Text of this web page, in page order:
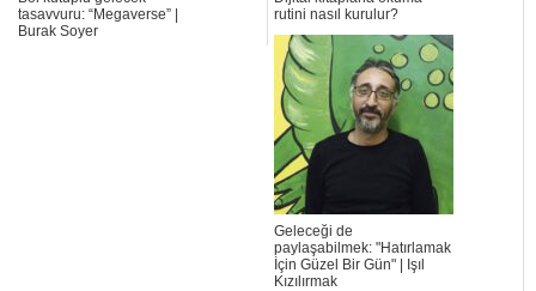
tasavvuru: “Megaverse” |
Burak Soyer
rutini nasıl kurulur?
Geleceği de
paylaşabilmek: "Hatırlamak
İçin Güzel Bir Gün" | Işıl
Kızılırmak